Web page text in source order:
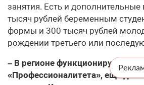
занятия. Есть и
тысяч рублей беременным
формы и 300 тысяч рублей
рождении третьего или
– В регионе функционируют
«Профессионалитета», ещё два